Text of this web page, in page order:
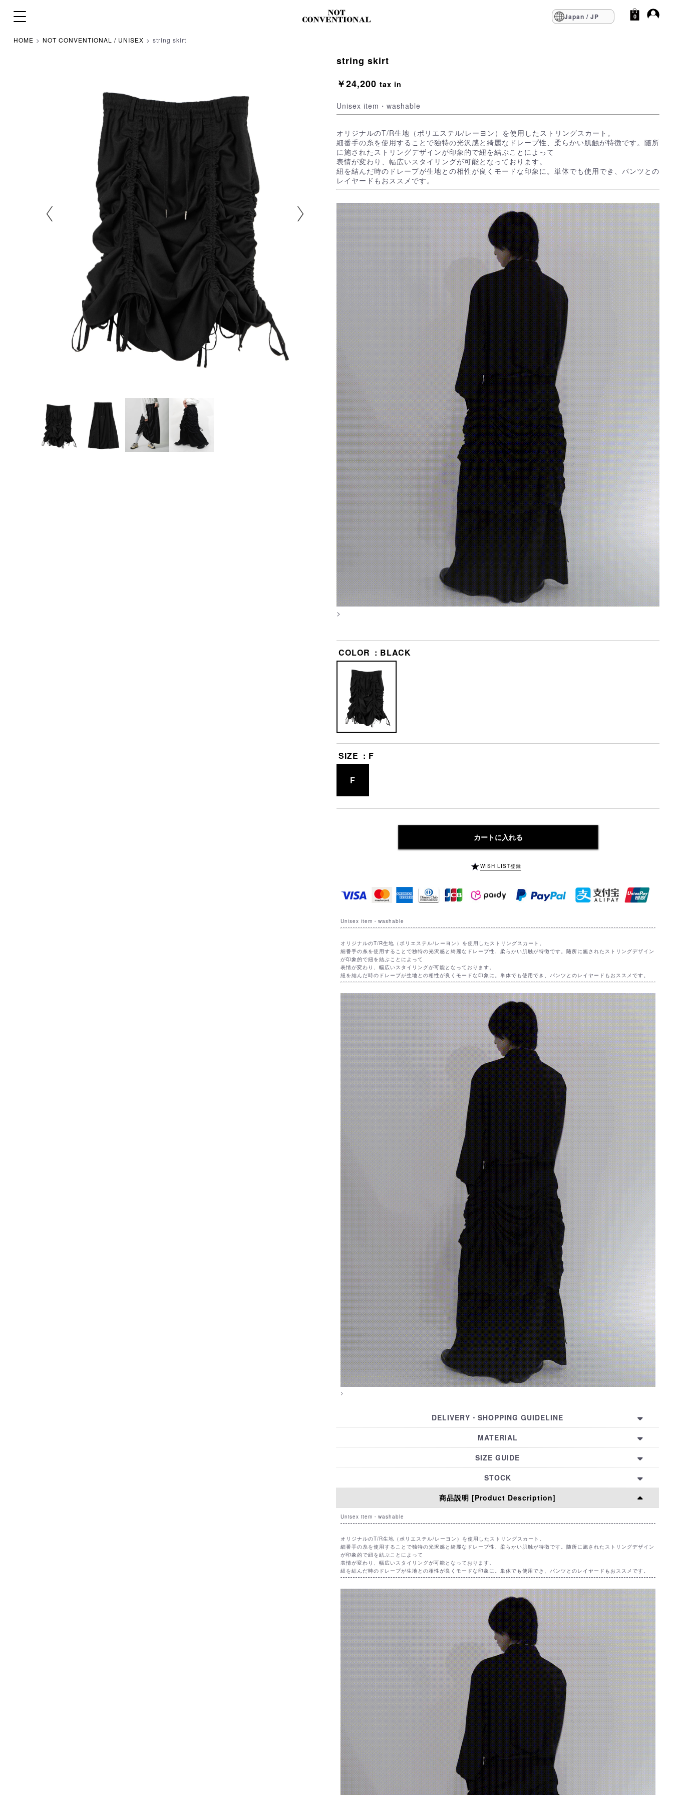
Japan / JP 0
HOME NOT CONVENTIONAL / UNISEX string skirt
string skirt
￥24,200 tax in
Unisex item・washable
オリジナルのT/R生地（ポリエステル/レーヨン）を使用したストリングスカート。
細番手の糸を使用することで独特の光沢感と綺麗なドレープ性、柔らかい肌触が特徴です。随所
に施されたストリングデザインが印象的で紐を結ぶことによって
表情が変わり、幅広いスタイリングが可能となっております。
紐を結んだ時のドレープが生地との相性が良くモードな印象に。単体でも使用でき、パンツとの
レイヤードもおススメです。
>
COLOR BLACK
SIZE F
F
カートに入れる
WISH LIST登録
Unisex item・washable
オリジナルのT/R生地（ポリエステル/レーヨン）を使用したストリングスカート。
細番手の糸を使用することで独特の光沢感と綺麗なドレープ性、柔らかい肌触が特徴です。随所に施されたストリングデザイン
が印象的で紐を結ぶことによって
表情が変わり、幅広いスタイリングが可能となっております。
紐を結んだ時のドレープが生地との相性が良くモードな印象に。単体でも使用でき、パンツとのレイヤードもおススメです。
>
DELIVERY・SHOPPING GUIDELINE
【国内配送・お支払い・諸注意】
【GUIDELINE (EN)】
【International Shipping Country List】
MATERIAL
SIZE GUIDE
77-110㎝
TOTAL LENGTH
100㎝
STOCK
F
〇
取置きする
〇
取置きする
〇
取置きする
〇 〇
〇
商品説明 [Product Description]
Unisex item・washable
オリジナルのT/R生地（ポリエステル/レーヨン）を使用したストリングスカート。
細番手の糸を使用することで独特の光沢感と綺麗なドレープ性、柔らかい肌触が特徴です。随所に施されたストリングデザイン
が印象的で紐を結ぶことによって
表情が変わり、幅広いスタイリングが可能となっております。
紐を結んだ時のドレープが生地との相性が良くモードな印象に。単体でも使用でき、パンツとのレイヤードもおススメです。